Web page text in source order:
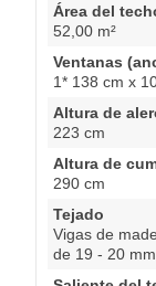
Área del
52,00 m²
Ventanas
1* 138 cm x
Altura de
223 cm
Altura de
290 cm
Tejado
Vigas de
de 19 - 20 mm